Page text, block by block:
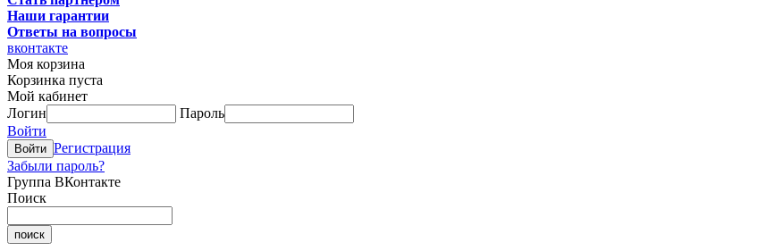
Наши гарантии
Ответы на вопросы
вконтакте
Моя корзина
Корзинка пуста
Мой кабинет
Логин
Пароль
Войти
Регистрация
Забыли пароль?
Группа ВКонтакте
Поиск